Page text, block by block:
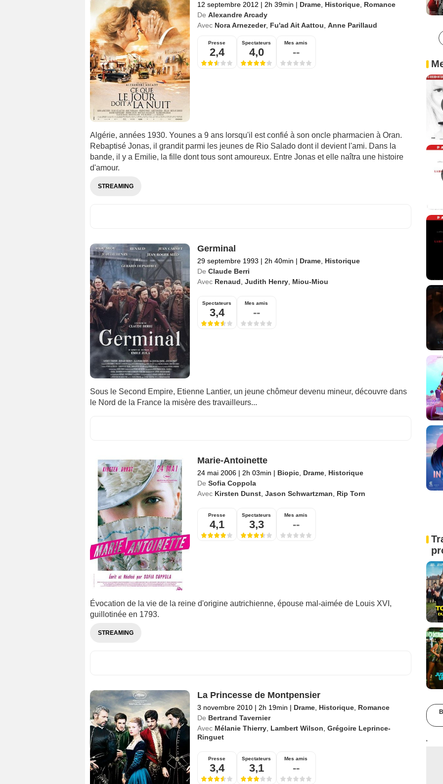
12 septembre 2012 | 2h 39min | Drame, Historique, Romance
De Alexandre Arcady
Avec Nora Arnezeder, Fu'ad Ait Aattou Anne Parillaud
Presse
2,4
Spectateurs
4,0
Mes amis
--
Algérie, années 1930. Younes a 9 ans lorsqu'il est confié à son oncle pharmacien à Oran.
Rebaptisé Jonas, il grandit parmi les jeunes de Rio Salado dont il devient l'ami. Dans la
bande, il y a Emilie, la fille dont tous sont amoureux. Entre Jonas et elle naîtra une histoire
d'amour.
STREAMING
Germinal
29 septembre 1993 | 2h 40min | Drame, Historique
De Claude Berri
Avec Renaud Judith Henry, Miou-Miou
Spectateurs
3,4
Mes amis
--
Sous le Second Empire, Etienne Lantier, un jeune chômeur devenu mineur, découvre dans
le Nord de la France la misère des travailleurs...
Marie-Antoinette
24 mai 2006 | 2h 03min | Biopic, Drame, Historique
De Sofia Coppola
Avec Kirsten Dunst, Jason Schwartzman Rip Torn
Presse
4,1
Spectateurs
3,3
Mes amis
--
Évocation de la vie de la reine d'origine autrichienne, épouse mal-aimée de Louis XVI,
guillotinée en 1793.
STREAMING
La Princesse de Montpensier
3 novembre 2010 | 2h 19min | Drame, Historique, Romance
De Bertrand Tavernier
Avec Mélanie Thierry, Lambert Wilson Grégoire Leprince-
Ringuet
Presse
3,4
Spectateurs
3,1
Mes amis
--
'